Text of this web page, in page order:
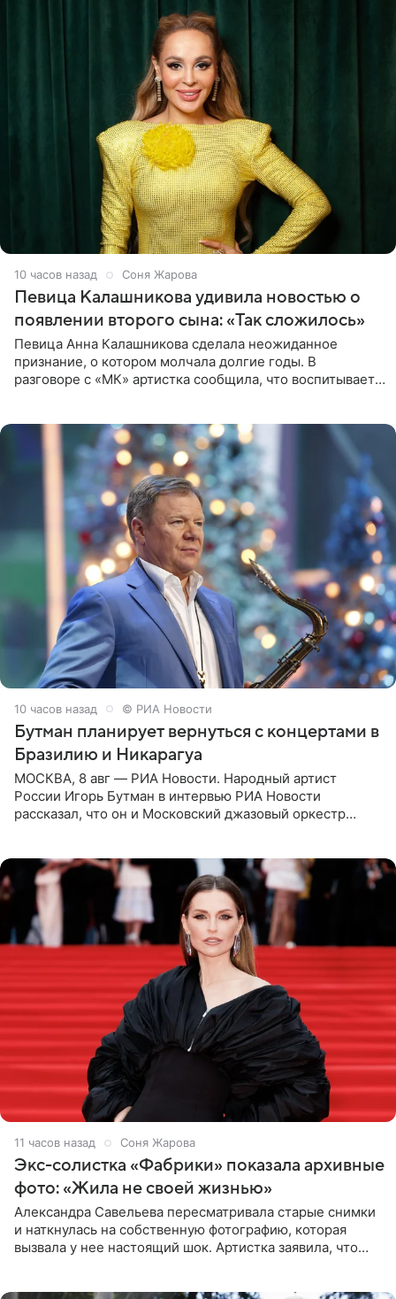
10 часов назад Соня Жарова
Певица Калашникова удивила новостью о
появлении второго сына: «Так сложилось»
Певица Анна Калашникова сделала неожиданное
признание, о котором молчала долгие годы. В
разговоре с «МК» артистка сообщила, что воспитывает
10 часов назад © РИА Новости
Бутман планирует вернуться с концертами в
Бразилию и Никарагуа
МОСКВА, 8 авг — РИА Новости. Народный артист
России Игорь Бутман в интервью РИА Новости
рассказал, что он и Московский джазовый оркестр
11 часов назад Соня Жарова
Экс-солистка «Фабрики» показала архивные
фото: «Жила не своей жизнью»
Александра Савельева пересматривала старые снимки
и наткнулась на собственную фотографию, которая
вызвала у нее настоящий шок. Артистка заявила, что